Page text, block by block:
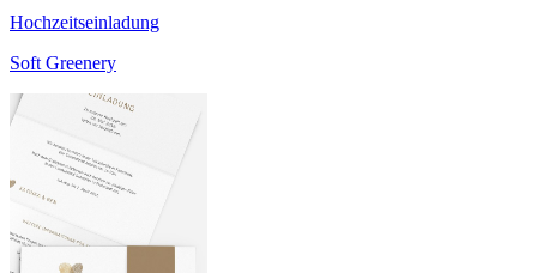
Hochzeitseinladung
Soft Greenery